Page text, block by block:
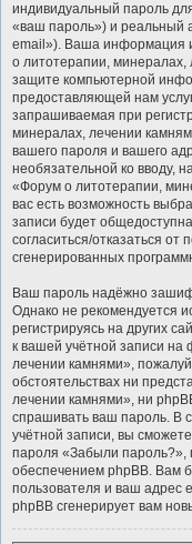
индивидуальный пароль
«ваш пароль») и реальный
email»). Ваша информация
о литотерапии, минералах,
защите компьютерной
предоставляющей нам
запрашиваемая при
минералах, лечении
вашего пароля и вашего
необязательной ко вводу,
«Форум о литотерапии,
вас есть возможность
записи будет
согласиться/отказаться
сгенерированных
Ваш пароль надёжно
Однако не рекомендуется
регистрируясь на других
к вашей учётной записи
лечении камнями»,
обстоятельствах ни
лечении камнями», ни
спрашивать ваш пароль. В
учётной записи, вы
пароля «Забыли
обеспечением phpBB. Вам
пользователя и ваш адрес
phpBB сгенерирует вам